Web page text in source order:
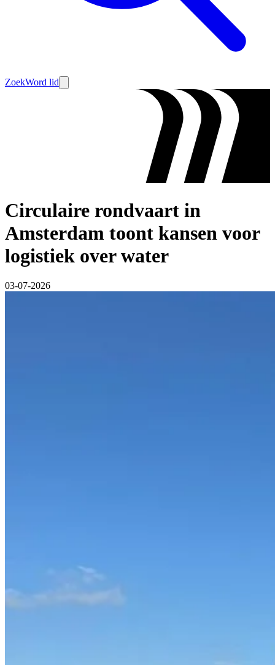
ZoekWord lid
Circulaire rondvaart in
Amsterdam toont kansen voor
logistiek over water
03-07-2026